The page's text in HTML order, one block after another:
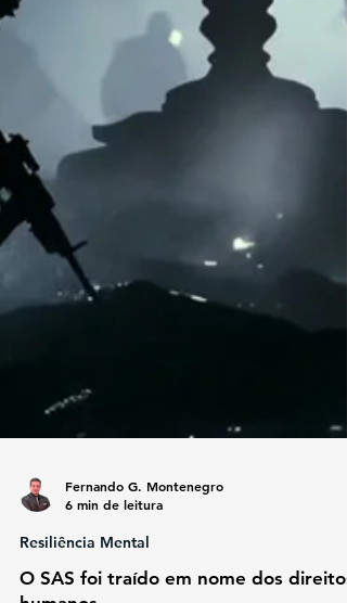
6 min de leitura